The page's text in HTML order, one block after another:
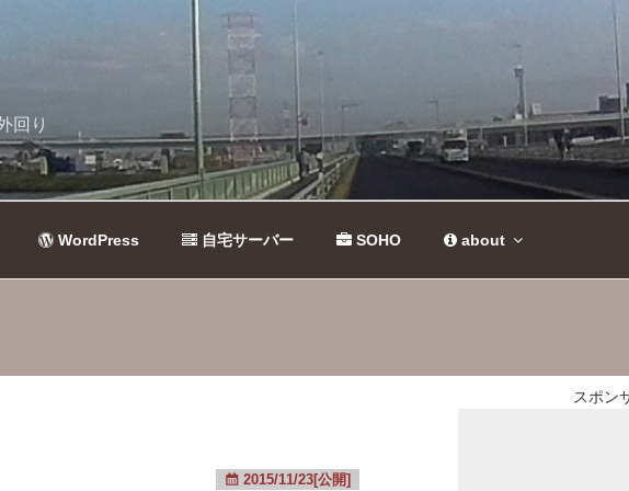
回り
WordPress 自宅サーバー SOHO about
2015/11/23[公開]
スポン